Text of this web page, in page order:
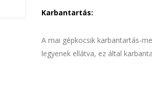
Karbantartás:
A mai gépkocsik karbantartás-
legyenek ellátva, ez által